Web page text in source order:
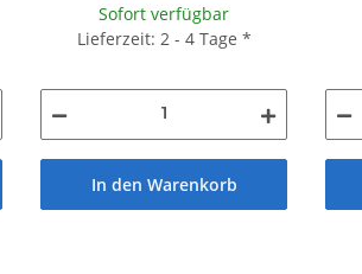
Sofort verfügbar
Lieferzeit: 2 - 4 Tage *
In den Warenkorb